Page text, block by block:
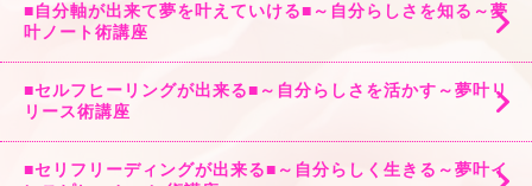
■自分軸が出来て夢を叶えていける■～自分らしさを知る～夢
叶ノート術講座
■セルフヒーリングが出来る■～自分らしさを活かす～夢叶リ
リース術講座
■セリフリーディングが出来る■～自分らしく生きる～夢叶イ